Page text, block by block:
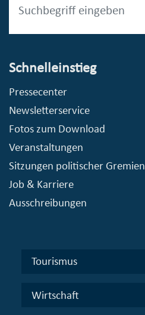
Schnelleinstieg
Pressecenter
Newsletterservice
Fotos zum Download
Veranstaltungen
Sitzungen politischer Gremien
Job & Karriere
Ausschreibungen
Tourismus
Wirtschaft